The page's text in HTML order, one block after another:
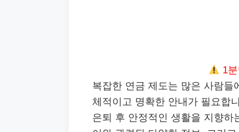
1
복잡한 연금 제도는 많은 사람
체적이고 명확한 안내가 필요합
은퇴 후 안정적인 생활을 지향